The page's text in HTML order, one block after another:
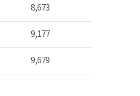
8,673
9,177
9,679